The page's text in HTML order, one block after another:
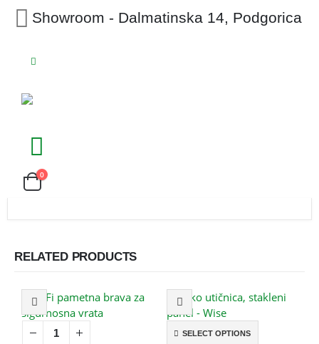
Showroom - Dalmatinska 14, Podgorica
0
RELATED PRODUCTS
SELECT OPTIONS